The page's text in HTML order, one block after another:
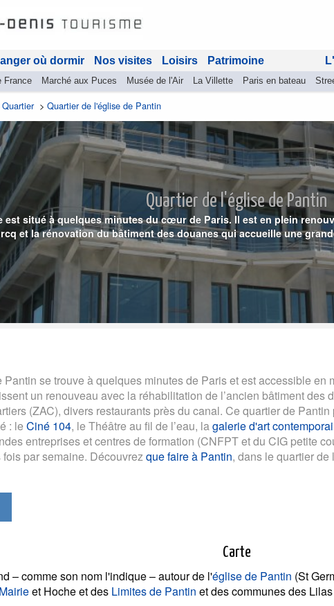
France Marché aux Puces Musée de l'Air La Villette Paris en bateau
où dormir Nos visites Loisirs Patrimoine
Quartier> Quartier de l'église de Pantin
Quartier de l'église de Pantin
est situé à quelques minutes du cœur de Paris. Il est en plein
et la rénovation du bâtiment des douanes qui accueille une
Pantin se trouve à quelques minutes de Paris et est accessible en
un renouveau avec la réhabilitation de l’ancien bâtiment des
(ZAC), divers restaurants près du canal. Ce quartier de
: le Ciné 104, le Théâtre au fil de l’eau, lagalerie d'art
entreprises et centres de formation (CNFPT et du CIG petite
par semaine. Découvrezque faire à Pantin, dans le quartier de
Carte
– comme son nom l'indique – autour de l'église de Pantin (St
et Hoche et des Limites de Pantin et des communes des